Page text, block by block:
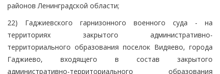
районов Ленинградской области;
22) Гаджиевского гарнизонного военного суда - на
территориях закрытого административно-
территориального образования поселок Видяево, города
Гаджиево, входящего в состав закрытого
административно-территориального образования